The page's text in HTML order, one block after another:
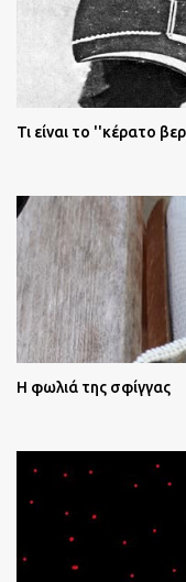
Τι είναι το ''κέρατο
Η φωλιά της σφίγγας